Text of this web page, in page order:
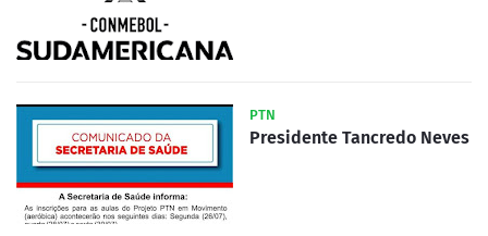
PTN
Presidente Tancredo Neves